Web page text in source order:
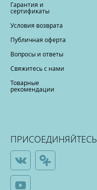
Гарантия и
сертификаты
Условия возврата
Публичная оферта
Вопросы и ответы
Свяжитесь с нами
Товарные
рекомендации
ПРИСОЕДИНЯЙТЕСЬ